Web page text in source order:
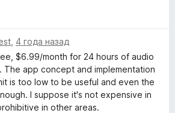
4 года назад
$6.99/month for 24 hours of audio
The app concept and implementation
is too low to be useful and even the
I suppose it's not expensive in
in other areas.